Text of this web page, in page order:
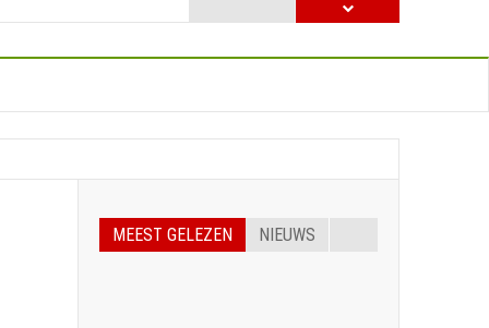
MEEST GELEZEN NIEUWS